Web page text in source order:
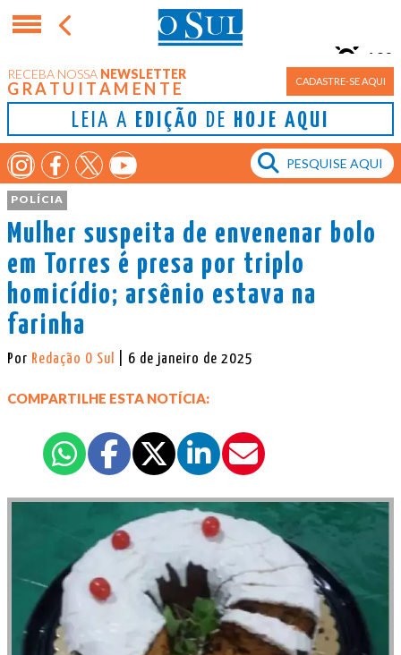
RECEBA NOSSA NEWSLETTER
GRATUITAMENTE CADASTRE-SE AQUI
LEIA A EDIÇÃO DE HOJE AQUI
Porto Alegre
10°
POLÍCIA
Mulher suspeita de envenenar bolo
em Torres é presa por triplo
homicídio; arsênio estava na
farinha
Por Redação O Sul | 6 de janeiro de 2025
COMPARTILHE ESTA NOTÍCIA: